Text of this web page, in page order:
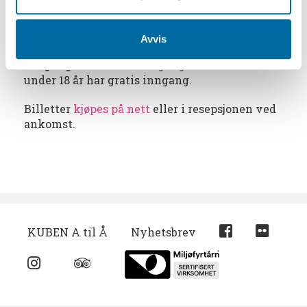
Avvis
granitt – et minne fra skipsreder Chrisoffer
Hannevigs tid som eier.
under 18 år har gratis inngang.
Billetter kjøpes på nett eller i resepsjonen ved
ankomst.
KUBEN A til Å Nyhetsbrev